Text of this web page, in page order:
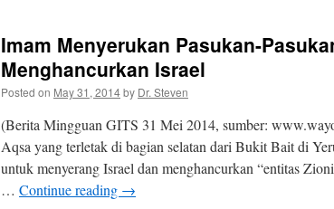
Imam Menyerukan Pasukan-
Menghancurkan Israel
Posted on May 31, 2014by Dr. Steven
(Berita Mingguan GITS 31 Mei 2014, sumber:
Aqsa yang terletak di bagian selatan dari Bukit Bait di
untuk menyerang Israel dan menghancurkan “entitas
… Continue reading →